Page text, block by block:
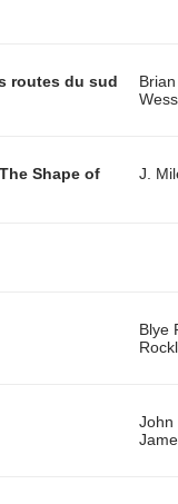
routes du sud
Shape of
J.
Blye
John